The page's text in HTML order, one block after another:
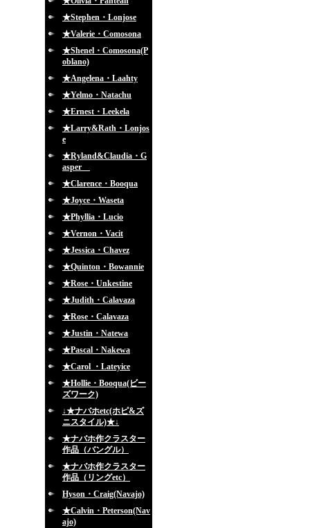
★Stephen・Lonjose
★Valerie・Comosona
★Shenel・Comosona(P
oblano)
★Angelena・Laahty
★Yelmo・Natachu
★Ernest・Leekela
★Larry&Rath・Lonjos
e
★Ryland&Claudia・G
asper
★Clarence・Booqua
★Joyce・Waseta
★Phyllia・Lucio
★Vernon・Vacit
★Jessica・Chavez
★Quinton・Bowannie
★Rose・Unkestine
★Judith・Calavaza
★Rose・Calavaza
★Justin・Natewa
★Pascal・Nakewa
★Carol ・Lateyice
★Hollie・Booqua(ビー
ズワーク)
↓★ナバホetc(ホピ&ズ
ニスタイル)★↓
★ナバホ作クラスター
作品（バングル）
★ナバホ作クラスター
作品（リングetc）
Hyson・Craig(Navajo)
★Calvin・Peterson(Nav
ajo)